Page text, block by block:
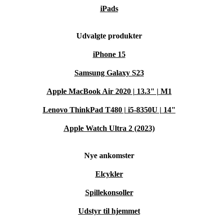
iPads
Udvalgte produkter
iPhone 15
Samsung Galaxy S23
Apple MacBook Air 2020 | 13.3" | M1
Lenovo ThinkPad T480 | i5-8350U | 14"
Apple Watch Ultra 2 (2023)
Nye ankomster
Elcykler
Spillekonsoller
Udstyr til hjemmet